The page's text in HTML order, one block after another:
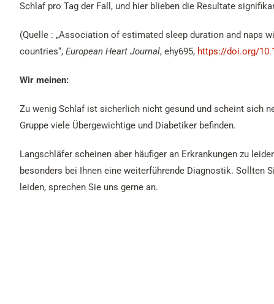
Schlaf pro Tag der Fall, und hier blieben die Resultate
(Quelle : „Association of estimated sleep duration and naps
countries“, European Heart Journal, ehy695, https://doi.org/
Wir meinen:
Zu wenig Schlaf ist sicherlich nicht gesund und scheint sich
Gruppe viele Übergewichtige und Diabetiker befinden.
Langschläfer scheinen aber häufiger an Erkrankungen zu
besonders bei Ihnen eine weiterführende Diagnostik. Sollten
leiden, sprechen Sie uns gerne an.